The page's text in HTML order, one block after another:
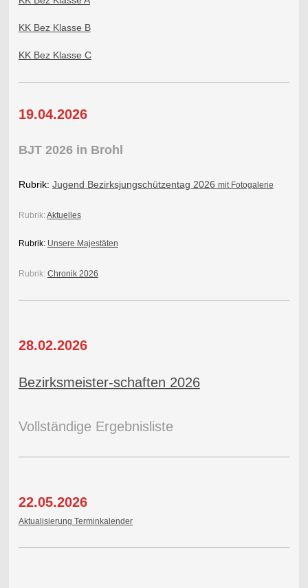
KK Bez Klasse B
KK Bez Klasse C
19.04.2026
BJT 2026 in Brohl
Rubrik: Jugend Bezirksjungschützentag 2026 mit Fotogalerie
Rubrik: Aktuelles
Rubrik: Unsere Majestäten
Rubrik: Chronik 2026
28.02.2026
Bezirksmeister-schaften 2026
Vollständige Ergebnisliste
22.05.2026
Aktualisierung Terminkalender